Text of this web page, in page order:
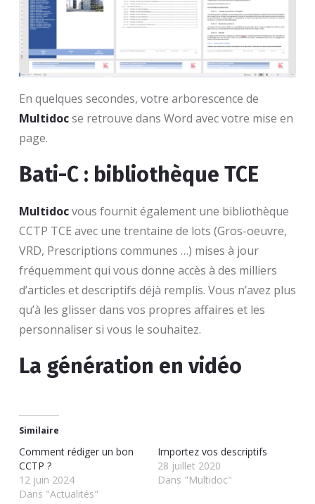
En quelques secondes, votre arborescence de
Multidocse retrouve dans Word avec votre mise en
page.
Bati-C : bibliothèque TCE
Multidocvous fournit également une bibliothèque
CCTP TCE avec une trentaine de lots (Gros-oeuvre,
VRD, Prescriptions communes …) mises à jour
fréquemment qui vous donne accès à des milliers
d’articles et descriptifs déjà remplis. Vous n’avez plus
qu’à les glisser dans vos propres affaires et les
personnaliser si vous le souhaitez.
La génération en vidéo
Similaire
Comment rédiger un bon
CCTP ?
12 juin 2024
Dans "Actualités"
Importez vos descriptifs
28 juillet 2020
Dans "Multidoc"